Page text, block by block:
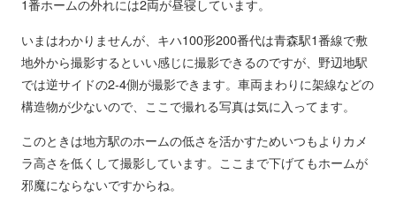
1番ホームの外れには2両が昼寝しています。
いまはわかりませんが、キハ100形200番代は青森駅1番線で敷
地外から撮影するといい感じに撮影できるのですが、野辺地駅
では逆サイドの2-4側が撮影できます。車両まわりに架線などの
構造物が少ないので、ここで撮れる写真は気に入ってます。
このときは地方駅のホームの低さを活かすためいつもよりカメ
ラ高さを低くして撮影しています。ここまで下げてもホームが
邪魔にならないですからね。